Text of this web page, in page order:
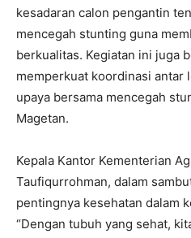
kesadaran calon pengantin
mencegah stunting guna
berkualitas. Kegiatan ini juga
memperkuat koordinasi antar
upaya bersama mencegah
Magetan.
Kepala Kantor Kementerian
Taufiqurrohman, dalam
pentingnya kesehatan dalam
“Dengan tubuh yang sehat,